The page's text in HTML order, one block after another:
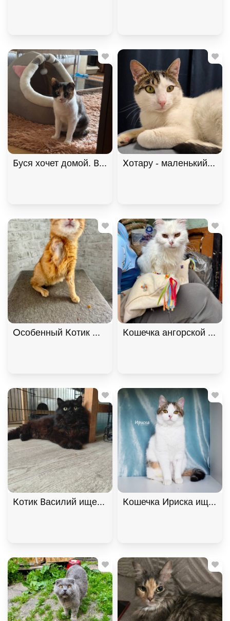
Буся хочет домой. В дар!, Черепаховый,
Хотару - маленький
Особенный Котик Махони ищет семью. В дар!,
Кошечка ангорской
Котик Василий ищет дом. В дар!, Черный,
Кошечка Ириска ищет